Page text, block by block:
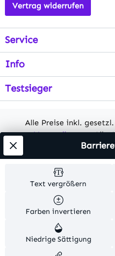
Vertrag widerrufen
Service
Info
Testsieger
Alle Preise inkl.
Versandkosten. Alle
Herstellerangaben
© 2026 MKV24 – Alle
TC-
Text vergrößern
Farben invertieren
Niedrige Sättigung